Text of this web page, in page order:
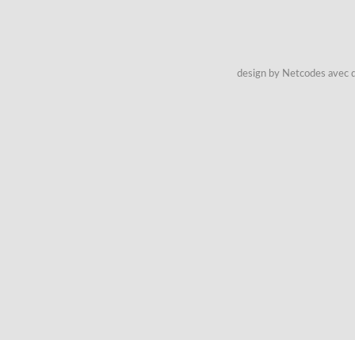
design by Netcodes avec